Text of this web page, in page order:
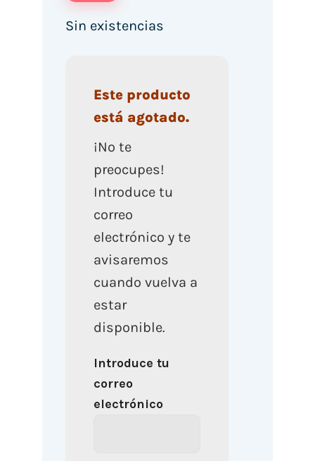
Sin existencias
Este producto
está agotado.
¡No te
preocupes!
Introduce tu
correo
electrónico y te
avisaremos
cuando vuelva a
estar
disponible.
Introduce tu
correo
electrónico